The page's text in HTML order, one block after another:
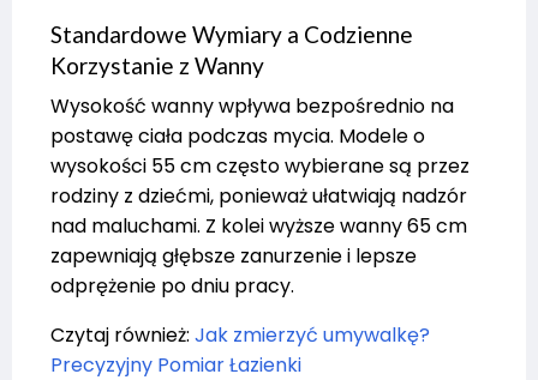
Standardowe Wymiary a Codzienne
Korzystanie z Wanny
Wysokość wanny wpływa bezpośrednio na
postawę ciała podczas mycia. Modele o
wysokości 55 cm często wybierane są przez
rodziny z dziećmi, ponieważ ułatwiają nadzór
nad maluchami. Z kolei wyższe wanny 65 cm
zapewniają głębsze zanurzenie i lepsze
odprężenie po dniu pracy.
Czytaj również: Jak zmierzyć umywalkę?
Precyzyjny Pomiar Łazienki